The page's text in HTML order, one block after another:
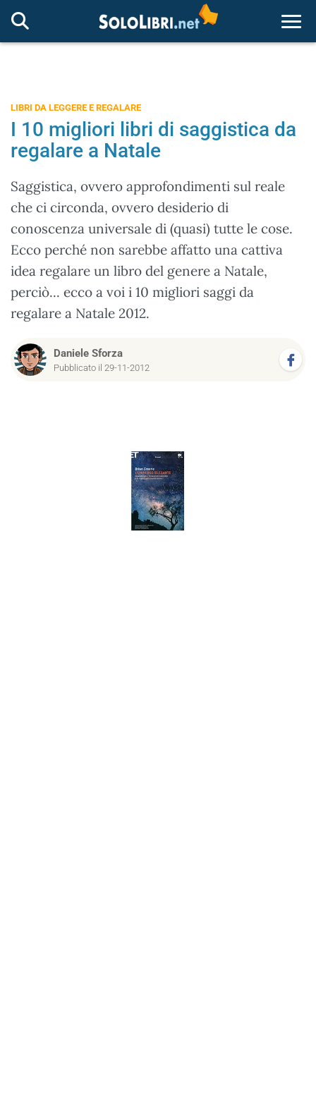
LIBRI DA LEGGERE E REGALARE
I 10 migliori libri di saggistica da
regalare a Natale
Saggistica, ovvero approfondimenti sul reale
che ci circonda, ovvero desiderio di
conoscenza universale di (quasi) tutte le cose.
Ecco perché non sarebbe affatto una cattiva
idea regalare un libro del genere a Natale,
perciò... ecco a voi i 10 migliori saggi da
regalare a Natale 2012.
Daniele Sforza
Pubblicato il 29-11-2012